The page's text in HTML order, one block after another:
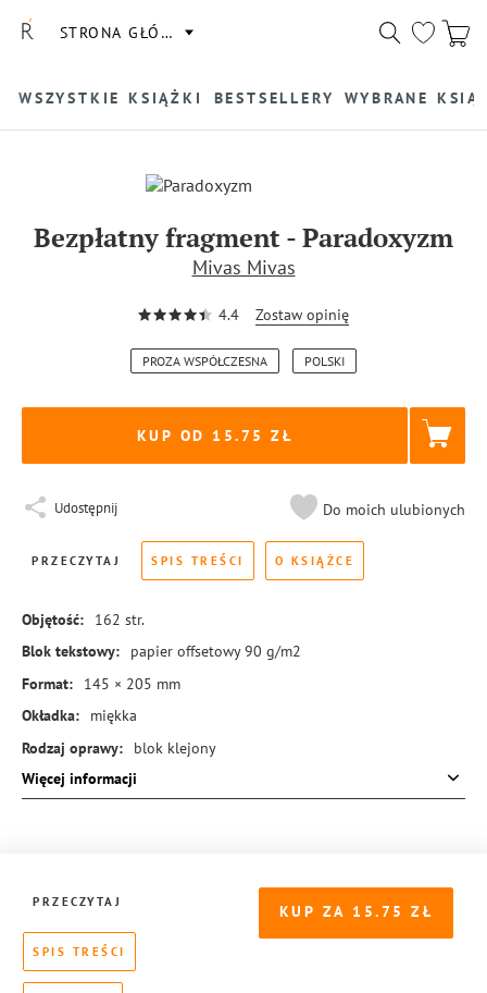
STRONA GŁÓWNA
WSZYSTKIE KSIĄŻKI BESTSELLERY WYBRANE
Bezpłatny fragment-Paradoxyzm
Mivas Mivas
4.4 Zostaw opinię
PROZA WSPÓŁCZESNA POLSKI
KUP OD 15.75
Udostępnij Do moich ulubionych
PRZECZYTAJ SPIS TREŚCI O KSIĄŻCE
Objętość: 162 str.
Blok tekstowy:
papier offsetowy 90 g/m2
Format:
145 × 205 mm
Okładka:
miękka
Rodzaj oprawy:
blok klejony
ISBN:
978-83-8221-207-5
Więcej informacji
KUP ZA 15.75
PRZECZYTAJ
SPIS TREŚCI